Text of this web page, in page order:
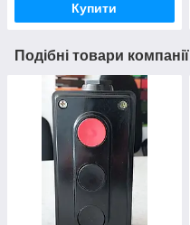
Купити
Подібні товари компанії